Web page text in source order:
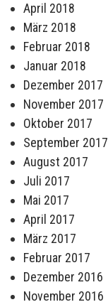
April 2018
März 2018
Februar 2018
Januar 2018
Dezember 2017
November 2017
Oktober 2017
September 2017
August 2017
Juli 2017
Mai 2017
April 2017
März 2017
Februar 2017
Dezember 2016
November 2016